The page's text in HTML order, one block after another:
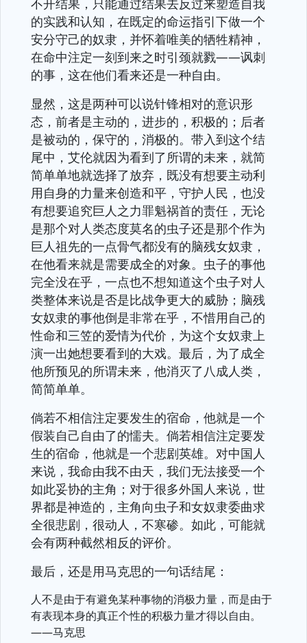
不开结果，只能通过结果去反过来塑造自我
的实践和认知，在既定的命运指引下做一个
安分守己的奴隶，并怀着唯美的牺牲精神，
在命中注定一刻到来之时引颈就戮——讽刺
的事，这在他们看来还是一种自由。
显然，这是两种可以说针锋相对的意识形
态，前者是主动的，进步的，积极的；后者
是被动的，保守的，消极的。带入到这个结
尾中，艾伦就因为看到了所谓的未来，就简
简单单地就选择了放弃，既没有想要主动利
用自身的力量来创造和平，守护人民，也没
有想要追究巨人之力罪魁祸首的责任，无论
是那个对人类态度莫名的虫子还是那个作为
巨人祖先的一点骨气都没有的脑残女奴隶，
在他看来就是需要成全的对象。虫子的事他
完全没在乎，一点也不想知道这个虫子对人
类整体来说是否是比战争更大的威胁；脑残
女奴隶的事他倒是非常在乎，不惜用自己的
性命和三笠的爱情为代价，为这个女奴隶上
演一出她想要看到的大戏。最后，为了成全
他所预见的所谓未来，他消灭了八成人类，
简简单单。
倘若不相信注定要发生的宿命，他就是一个
假装自己自由了的懦夫。倘若相信注定要发
生的宿命，他就是一个悲剧英雄。对中国人
来说，我命由我不由天，我们无法接受一个
如此妥协的主角；对于很多外国人来说，世
界都是神造的，主角向虫子和女奴隶委曲求
全很悲剧，很动人，不寒碜。如此，可能就
会有两种截然相反的评价。
最后，还是用马克思的一句话结尾：
人不是由于有避免某种事物的消极力量，而是由于
有表现本身的真正个性的积极力量才得以自由。
——马克思